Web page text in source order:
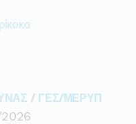
/ ΓΕΣ/ΜΕΡΥΠ
2026